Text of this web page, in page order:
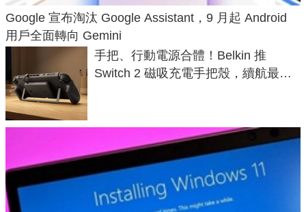
Google 宣布淘汰 Google Assistant，9 月起 Android
用戶全面轉向 Gemini
手把、行動電源合體！Belkin 推
Switch 2 磁吸充電手把殼，續航最高